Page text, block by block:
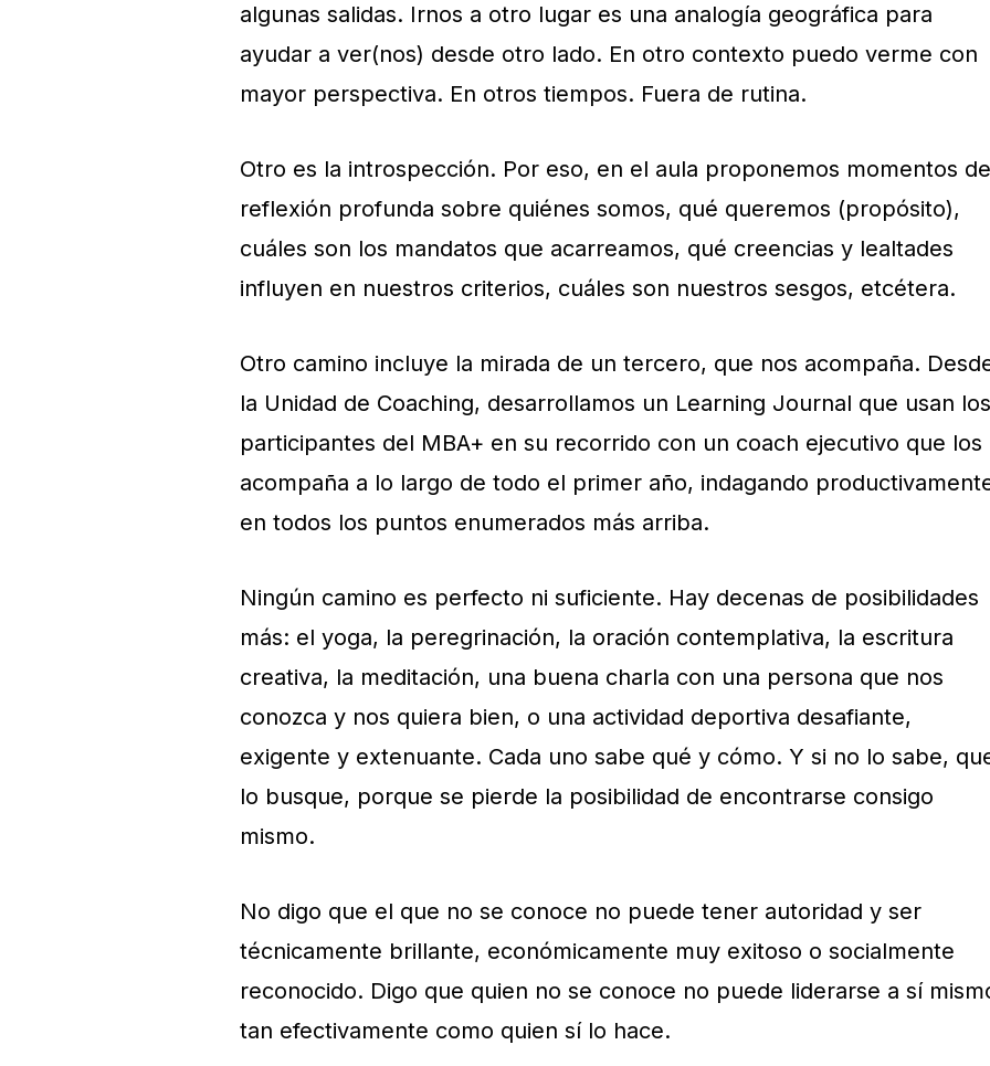
algunas salidas. Irnos a otro lugar es una analogía geográfica para
ayudar a ver(nos) desde otro lado. En otro contexto puedo verme con
mayor perspectiva. En otros tiempos. Fuera de rutina.
Otro es la introspección. Por eso, en el aula proponemos momentos de
reflexión profunda sobre quiénes somos, qué queremos (propósito),
cuáles son los mandatos que acarreamos, qué creencias y lealtades
influyen en nuestros criterios, cuáles son nuestros sesgos, etcétera.
Otro camino incluye la mirada de un tercero, que nos acompaña.
la Unidad de Coaching, desarrollamos un Learning Journal que usan los
participantes del MBA+ en su recorrido con un coach ejecutivo que los
acompaña a lo largo de todo el primer año, indagando
en todos los puntos enumerados más arriba.
Ningún camino es perfecto ni suficiente. Hay decenas de posibilidades
más: el yoga, la peregrinación, la oración contemplativa, la escritura
creativa, la meditación, una buena charla con una persona que nos
conozca y nos quiera bien, o una actividad deportiva desafiante,
exigente y extenuante. Cada uno sabe qué y cómo. Y si no lo sabe,
lo busque, porque se pierde la posibilidad de encontrarse consigo
mismo.
No digo que el que no se conoce no puede tener autoridad y ser
técnicamente brillante, económicamente muy exitoso o socialmente
reconocido. Digo que quien no se conoce no puede liderarse a sí
tan efectivamente como quien sí lo hace.